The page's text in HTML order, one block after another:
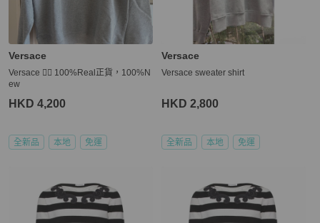
Versace
Versace 👍🏻 100%Real正貨，100%N
ew
HKD 4,200
全新品 本地 免運
Versace
Versace sweater shirt
HKD 2,800
全新品 本地 免運